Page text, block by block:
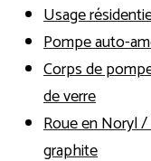
Usage
Pompe auto-
Corps de
de verre
Roue en Noryl
graphite